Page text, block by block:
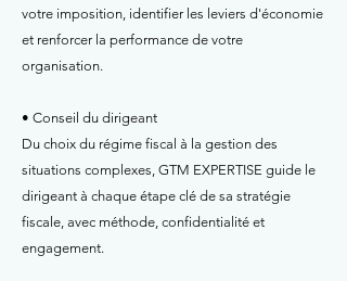
votre imposition, identifier les leviers d'économie
et renforcer la performance de votre
organisation.
• Conseil du dirigeant
Du choix du régime fiscal à la gestion des
situations complexes, GTM EXPERTISE guide le
dirigeant à chaque étape clé de sa stratégie
fiscale, avec méthode, confidentialité et
engagement.